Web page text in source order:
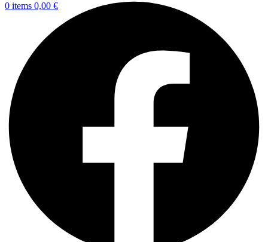
0 items 0,00 €